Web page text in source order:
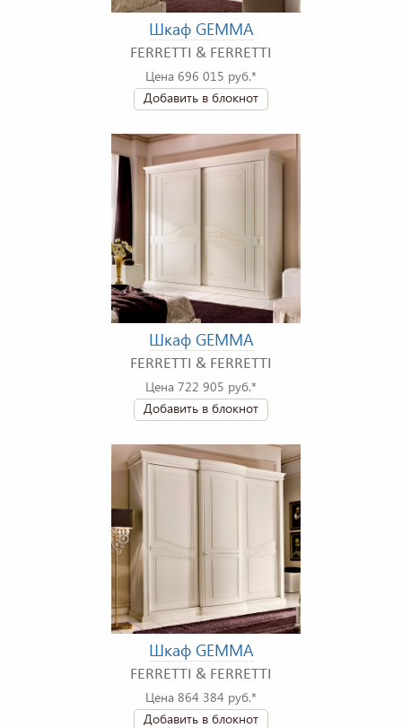
Шкаф GEMMA
FERRETTI & FERRETTI
Цена 696 015 руб.*
Добавить в блокнот
Шкаф GEMMA
FERRETTI & FERRETTI
Цена 722 905 руб.*
Добавить в блокнот
Шкаф GEMMA
FERRETTI & FERRETTI
Цена 864 384 руб.*
Добавить в блокнот